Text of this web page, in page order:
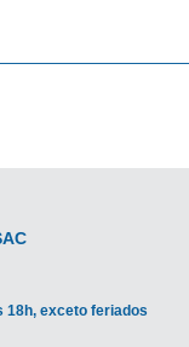
18h, exceto feriados